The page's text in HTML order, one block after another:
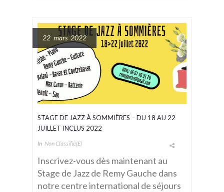
22 mars 2022
STAGE DE JAZZ À SOMMIÈRES – DU 18 AU 22
JUILLET INCLUS 2022
In Non Classifié(e)
Inscrivez-vous dès maintenant au
Stage de Jazz de Remy Gauche dans
notre centre international de séjours